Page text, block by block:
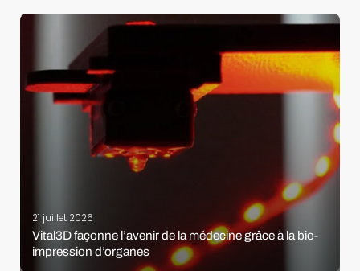
21 juillet 2026
Vital3D façonne l’avenir de la médecine grâce à la bio-
impression d’organes